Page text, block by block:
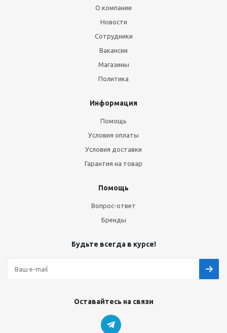
О компании
Новости
Сотрудники
Вакансии
Магазины
Политика
Информация
Помощь
Условия оплаты
Условия доставки
Гарантия на товар
Помощь
Вопрос-ответ
Бренды
Будьте всегда в курсе!
Оставайтесь на связи